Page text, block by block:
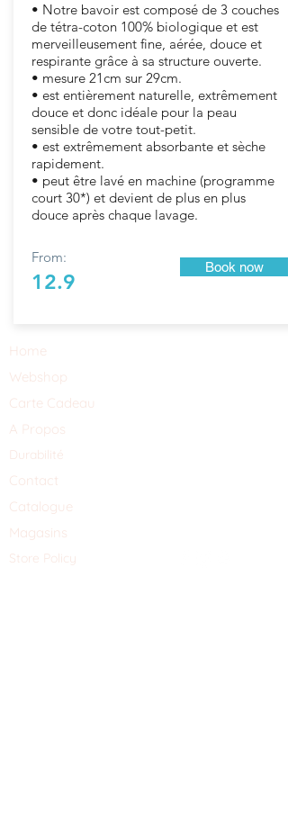
• Notre bavoir est composé de 3 couches
de tétra-coton 100% biologique et est
merveilleusement fine, aérée, douce et
respirante grâce à sa structure ouverte.
• mesure 21cm sur 29cm.
• est entièrement naturelle, extrêmement
douce et donc idéale pour la peau
sensible de votre tout-petit.
• est extrêmement absorbante et sèche
rapidement.
• peut être lavé en machine (programme
court 30*) et devient de plus en plus
douce après chaque lavage.
From:
12.9
Book now
Home
Webshop
Carte Cadeau
A Propos
Durabilité
Contact
Catalogue
Magasins
Store Policy